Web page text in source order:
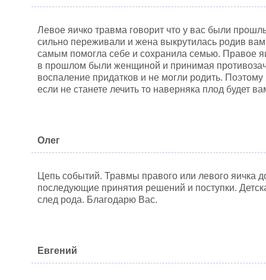
Левое яичко травма говорит что у вас были
сильно переживали и жена выкрутилась родив
самым помогла себе и сохранила семью. Правое
в прошлом были женщиной и принимая
воспаление придатков и не могли родить.
если не станете лечить то наверняка плод будет
Олег
Цепь событий. Травмы правого или левого яичка
последующие принятия решений и поступки.
след рода. Благодарю Вас.
Евгений